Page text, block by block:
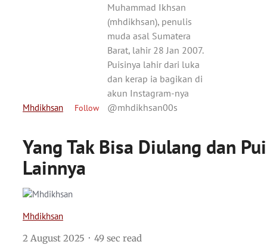
Mhdikhsan Follow
Muhammad Ikhsan
(mhdikhsan), penulis
muda asal Sumatera
Barat, lahir 28 Jan 2007.
Puisinya lahir dari luka
dan kerap ia bagikan di
akun Instagram-nya
@mhdikhsan00s
Yang Tak Bisa Diulang dan
Lainnya
Mhdikhsan
2 August 2025
49 sec read